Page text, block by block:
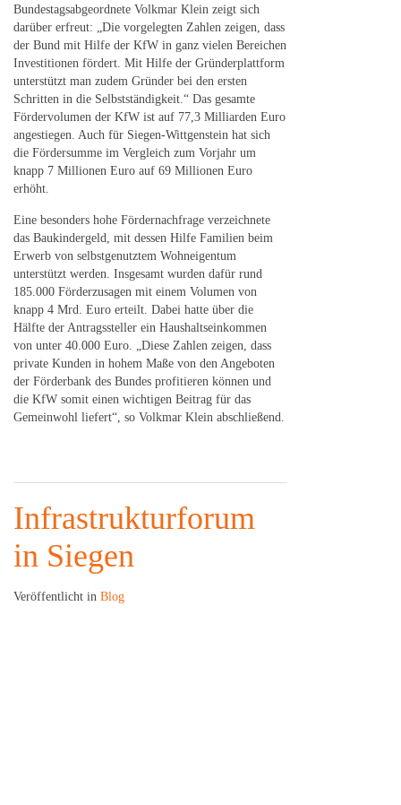
Bundestagsabgeordnete Volkmar Klein zeigt sich
darüber erfreut: „Die vorgelegten Zahlen zeigen, dass
der Bund mit Hilfe der KfW in ganz vielen Bereichen
Investitionen fördert. Mit Hilfe der Gründerplattform
unterstützt man zudem Gründer bei den ersten
Schritten in die Selbstständigkeit.“ Das gesamte
Fördervolumen der KfW ist auf 77,3 Milliarden Euro
angestiegen. Auch für Siegen-Wittgenstein hat sich
die Fördersumme im Vergleich zum Vorjahr um
knapp 7 Millionen Euro auf 69 Millionen Euro
erhöht.
Eine besonders hohe Fördernachfrage verzeichnete
das Baukindergeld, mit dessen Hilfe Familien beim
Erwerb von selbstgenutztem Wohneigentum
unterstützt werden. Insgesamt wurden dafür rund
185.000 Förderzusagen mit einem Volumen von
knapp 4 Mrd. Euro erteilt. Dabei hatte über die
Hälfte der Antragssteller ein Haushaltseinkommen
von unter 40.000 Euro. „Diese Zahlen zeigen, dass
private Kunden in hohem Maße von den Angeboten
der Förderbank des Bundes profitieren können und
die KfW somit einen wichtigen Beitrag für das
Gemeinwohl liefert“, so Volkmar Klein abschließend.
Infrastrukturforum
in Siegen
Veröffentlicht in Blog